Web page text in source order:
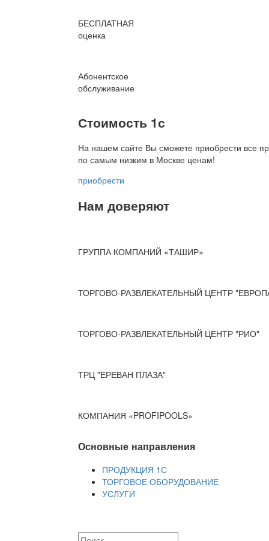
БЕСПЛАТНАЯ
оценка
Абонентское
обслуживание
Стоимость 1с
На нашем сайте Вы сможете приобрести все
по самым низким в Москве ценам!
приобрести
Нам доверяют
ГРУППА КОМПАНИЙ «ТАШИР»
ТОРГОВО-РАЗВЛЕКАТЕЛЬНЫЙ ЦЕНТР
ТОРГОВО-РАЗВЛЕКАТЕЛЬНЫЙ ЦЕНТР "РИО"
ТРЦ "ЕРЕВАН ПЛАЗА"
КОМПАНИЯ «PROFIPOOLS»
Основные направления
ПРОДУКЦИЯ 1С
ТОРГОВОЕ ОБОРУДОВАНИЕ
УСЛУГИ